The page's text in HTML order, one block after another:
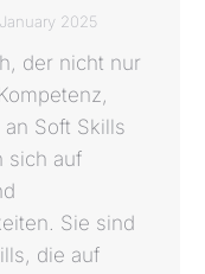
2025
der nicht nur
Soft Skills
sich auf
Sie sind
die auf